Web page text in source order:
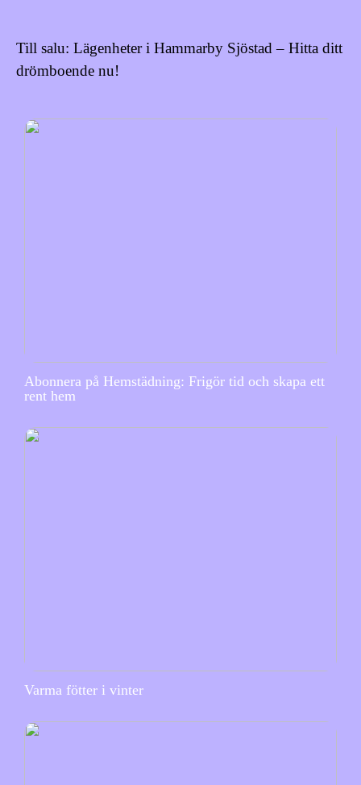
Till salu: Lägenheter i Hammarby Sjöstad – Hitta ditt
drömboende nu!
Abonnera på Hemstädning: Frigör tid och skapa ett
rent hem
Varma fötter i vinter